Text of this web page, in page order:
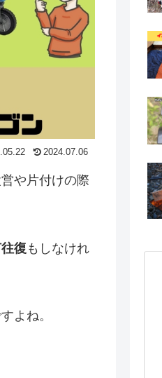
2024.07.06
や片付けの際
復 もしなけれ
よね。